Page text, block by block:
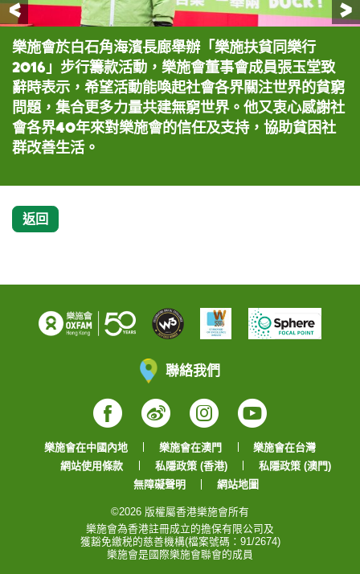
前一頁
樂施會於白石角海濱長廊舉辦「樂施扶貧同樂行
2016」步行籌款活動，樂施會董事會成員張玉堂致
辭時表示，希望活動能喚起社會各界關注世界的貧窮
問題，集合更多力量共建無窮世界。他又衷心感謝社
會各界40年來對樂施會的信任及支持，協助貧困社
群改善生活。
董事會成員張玉堂(左一)、籌款及傳訊委員會委員何
建宗(右一)、樂施會董事會主席齊家瑩(右二) 、樂施
會總裁梁詠雩(右三)等主持起步禮。
「樂施扶貧同樂行2016」今年第三年舉辦，為樂施
會籌得逾45萬港元。
「樂施扶貧同樂行2016」今年第三年舉辦，為樂施
會籌得逾45萬港元。
「樂施扶貧同樂行2016」今年第三年舉辦，為樂施
會籌得逾45萬港元。
「樂施扶貧同樂行2016」今年第三年舉辦，為樂施
會籌得逾45萬港元。
返回
聯絡我們
Facebook
WeiboInstagram
YouTube
樂施會在中國內地 樂施會在澳門
樂施會在台灣
網站使用條款
私隱政策 (香港)
私隱政策 (澳門)
無障礙聲明
網站地圖
©2026 版權屬香港樂施會所有
樂施會為香港註冊成立的擔保有限公司及
獲豁免繳税的慈善機構(檔案號碼：91/2674)
樂施會是國際樂施會聯會的成員